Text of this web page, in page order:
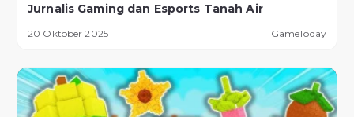
Jurnalis Gaming dan Esports Tanah Air
20 Oktober 2025 GameToday